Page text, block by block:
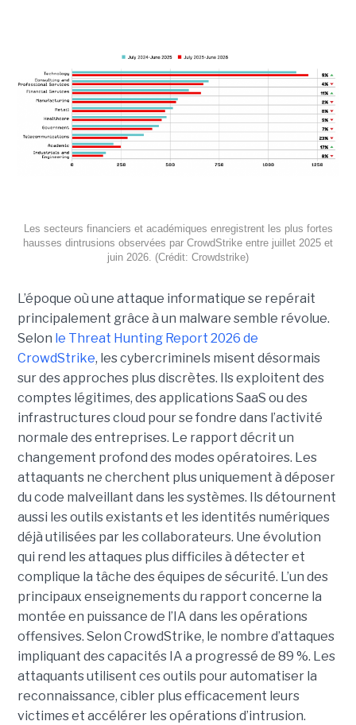
Les secteurs financiers et académiques enregistrent les plus fortes
hausses dintrusions observées par CrowdStrike entre juillet 2025 et
juin 2026. (Crédit: Crowdstrike)
L’époque où une attaque informatique se repérait
principalement grâce à un malware semble révolue.
Selon le Threat Hunting Report 2026 de
CrowdStrike, les cybercriminels misent désormais
sur des approches plus discrètes. Ils exploitent des
comptes légitimes, des applications SaaS ou des
infrastructures cloud pour se fondre dans l’activité
normale des entreprises. Le rapport décrit un
changement profond des modes opératoires. Les
attaquants ne cherchent plus uniquement à déposer
du code malveillant dans les systèmes. Ils détournent
aussi les outils existants et les identités numériques
déjà utilisées par les collaborateurs. Une évolution
qui rend les attaques plus difficiles à détecter et
complique la tâche des équipes de sécurité. L’un des
principaux enseignements du rapport concerne la
montée en puissance de l’IA dans les opérations
offensives. Selon CrowdStrike, le nombre d’attaques
impliquant des capacités IA a progressé de 89 %. Les
attaquants utilisent ces outils pour automatiser la
reconnaissance, cibler plus efficacement leurs
victimes et accélérer les opérations d’intrusion.